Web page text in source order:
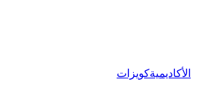
الأكاديميةكويزات